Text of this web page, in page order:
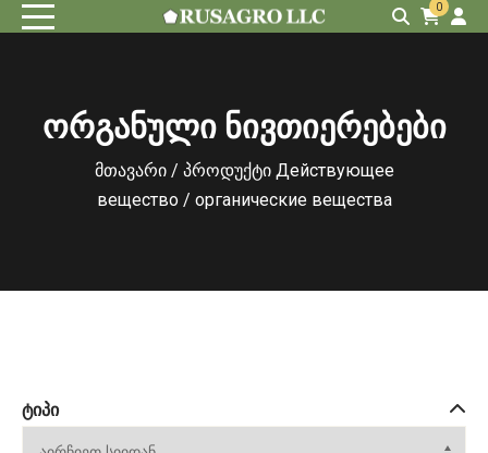
0
ორგანული ნივთიერებები
მთავარი/ პროდუქტი Действующее
вещество / органические вещества
ᲢᲘᲞᲘ